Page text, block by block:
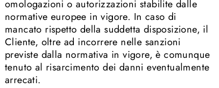
omologazioni o autorizzazioni stabilite dalle
normative europee in vigore. In caso di
mancato rispetto della suddetta disposizione, il
Cliente, oltre ad incorrere nelle sanzioni
previste dalla normativa in vigore, è comunque
tenuto al risarcimento dei danni eventualmente
arrecati.